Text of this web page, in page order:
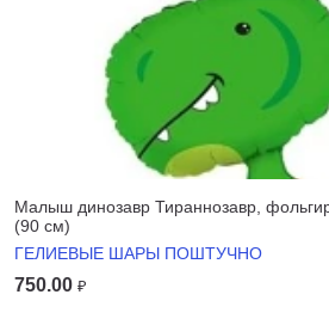
Малыш динозавр Тираннозавр,
(90 см)
ГЕЛИЕВЫЕ ШАРЫ ПОШТУЧНО
750.00 ₽